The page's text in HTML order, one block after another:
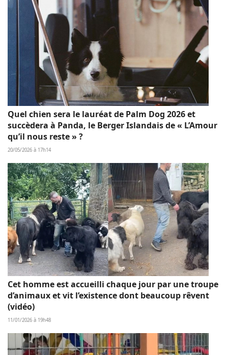
Quel chien sera le lauréat de Palm Dog 2026 et
succèdera à Panda, le Berger Islandais de « L’Amour
qu’il nous reste » ?
20/05/2026 à 17h14
Cet homme est accueilli chaque jour par une troupe
d’animaux et vit l’existence dont beaucoup rêvent
(vidéo)
11/01/2026 à 19h48